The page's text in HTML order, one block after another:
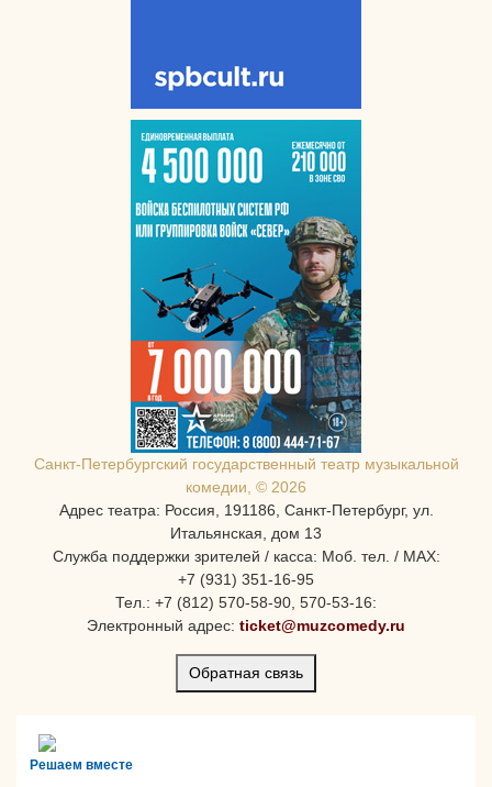
Санкт-Петербургcкий государственный театр музыкальной
комедии, © 2026
Адрес театра: Россия, 191186, Санкт-Петербург, ул.
Итальянская, дом 13
Служба поддержки зрителей / касса: Моб. тел. / MAX:
+7 (931) 351-16-95
Тел.: +7 (812) 570-58-90, 570-53-16:
Электронный адрес: ticket@muzcomedy.ru
Обратная связь
Решаем вместе